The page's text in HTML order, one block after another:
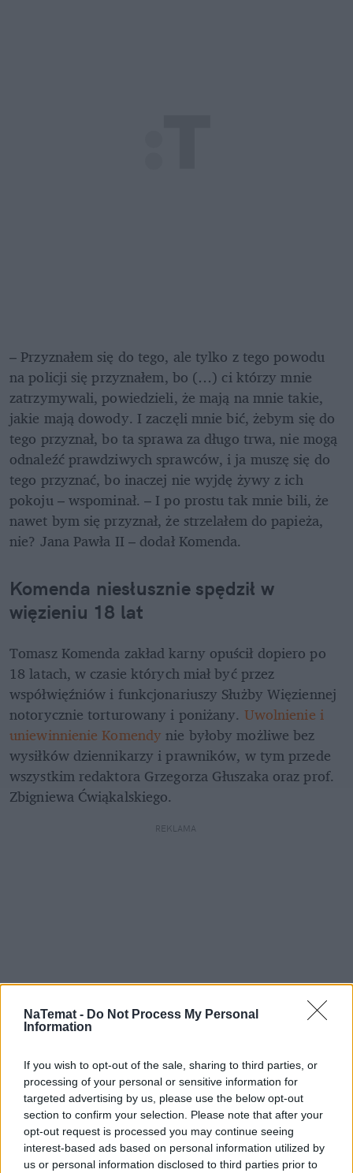
NaTemat - Do Not Process My Personal
Information
If you wish to opt-out of the sale, sharing to third parties, or
processing of your personal or sensitive information for
targeted advertising by us, please use the below opt-out
section to confirm your selection. Please note that after your
opt-out request is processed you may continue seeing
interest-based ads based on personal information utilized by
us or personal information disclosed to third parties prior to
– Przyznałem się do tego, ale tylko z tego powodu
na policji się przyznałem, bo (…) ci którzy mnie
zatrzymywali, powiedzieli, że mają na mnie takie,
jakie mają dowody. I zaczęli mnie bić, żebym się do
tego przyznał, bo ta sprawa za długo trwa, nie mogą
odnaleźć prawdziwych sprawców, i ja muszę się do
tego przyznać, bo inaczej nie wyjdę żywy z ich
pokoju – wspominał. – I po prostu tak mnie bili, że
nawet bym się przyznał, że strzelałem do papieża,
nie? Jana Pawła II – dodał Komenda.
Komenda niesłusznie spędził w
więzieniu 18 lat
Tomasz Komenda zakład karny opuścił dopiero po
18 latach, w czasie których miał być przez
współwięźniów i funkcjonariuszy Służby Więziennej
notorycznie torturowany i poniżany. Uwolnienie i
uniewinnienie Komendy nie byłoby możliwe bez
wysiłków dziennikarzy i prawników, w tym przede
wszystkim redaktora Grzegorza Głuszaka oraz prof.
Zbigniewa Ćwiąkalskiego.
REKLAMA